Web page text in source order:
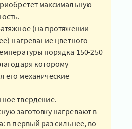
максимальную
(на протяжении
нагревание цветного
порядка 150-250
которому
его механические
твердение.
заготовку нагревают в
в первый раз сильнее, во